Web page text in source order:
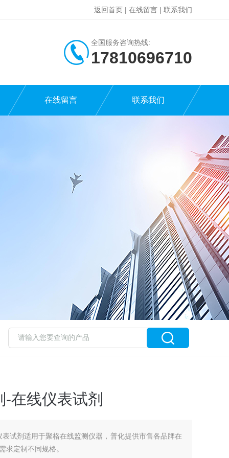
返回首页 | 在线留言 | 联系我们
全国服务咨询热线:
17810696710
在线留言 联系我们
在线仪表试剂
试剂适用于聚格在线监测仪器，普化提供市售各品牌在
求定制不同规格。